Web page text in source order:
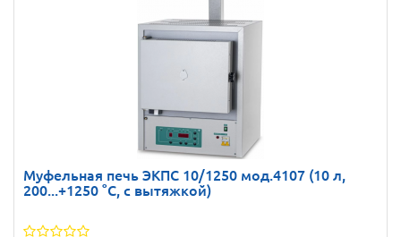
Муфельная печь ЭКПС 10/1250 мод.4107 (10 л,
200...+1250 °С, с вытяжкой)